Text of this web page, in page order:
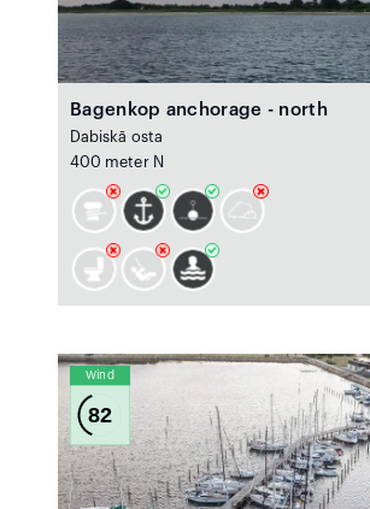
Bagenkop anchorage - north
Dabiskā osta
400 meter N
Wind
82